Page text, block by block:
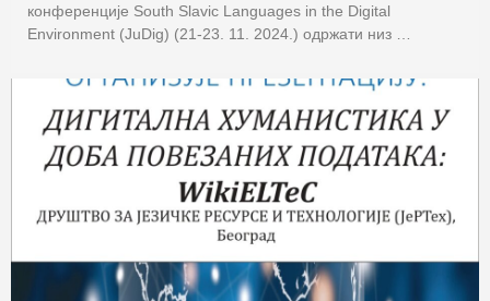
конференције South Slavic Languages in the Digital
Environment (JuDig) (21-23. 11. 2024.) одржати низ …